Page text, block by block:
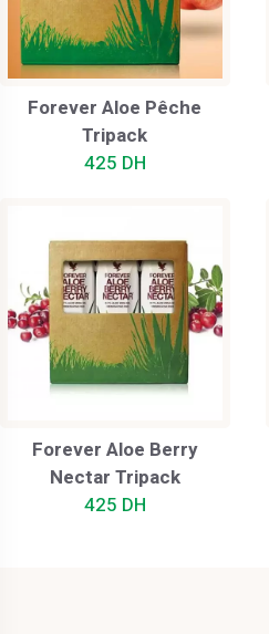
Forever Aloe Pêche
Tripack
425 DH
Forever Aloe Berry
Nectar Tripack
425 DH